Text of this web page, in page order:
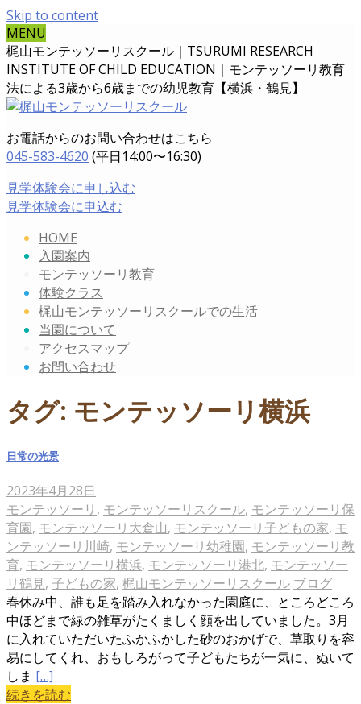
Skip to content
MENU
梶山モンテッソーリスクール｜TSURUMI RESEARCH
INSTITUTE OF CHILD EDUCATION｜ モンテッソーリ教育
法による3歳から6歳までの幼児教育【横浜・鶴見】
お電話からのお問い合わせはこちら
045-583-4620 (平日14:00〜16:30)
見学体験会に申し込む
見学体験会に申込む
HOME
入園案内
モンテッソーリ教育
体験クラス
梶山モンテッソーリスクールでの生活
当園について
アクセスマップ
お問い合わせ
タグ: モンテッソーリ横浜
日常の光景
2023年4月28日
モンテッソーリ , モンテッソーリスクール, モンテッソーリ保
育園, モンテッソーリ大倉山, モンテッソーリ子どもの家, モ
ンテッソーリ川崎, モンテッソーリ幼稚園, モンテッソーリ教
育, モンテッソーリ横浜, モンテッソーリ港北, モンテッソー
リ鶴見, 子どもの家, 梶山モンテッソーリスクール ブログ
春休み中、誰も足を踏み入れなかった園庭に、ところどころ
中ほどまで緑の雑草がたくましく顔を出していました。3月
に入れていただいたふかふかした砂のおかげで、草取りを容
易にしてくれ、おもしろがって子どもたちが一気に、ぬいて
しま […]
続きを読む